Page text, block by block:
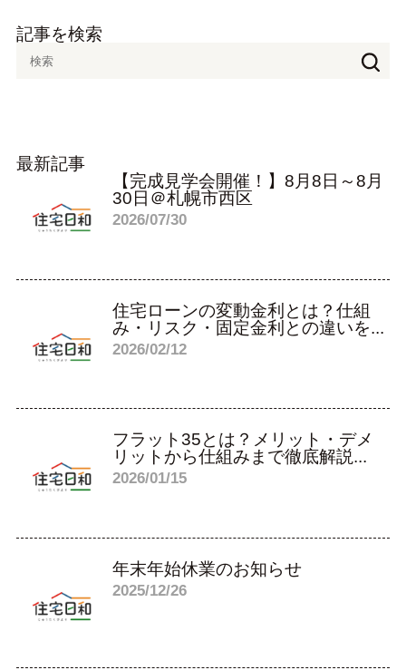
記事を検索
最新記事
【完成見学会開催！】8月8日～8月
30日＠札幌市西区
2026/07/30
住宅ローンの変動金利とは？仕組
み・リスク・固定金利との違いを...
2026/02/12
フラット35とは？メリット・デメ
リットから仕組みまで徹底解説...
2026/01/15
年末年始休業のお知らせ
2025/12/26